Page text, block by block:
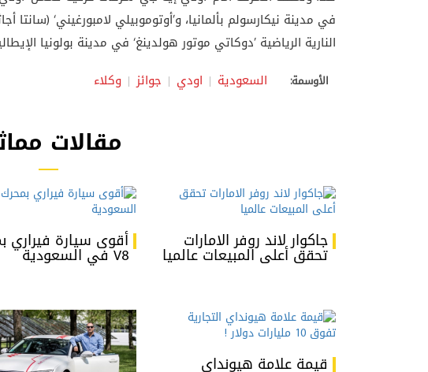
في مدينة نيكارسولم بألمانيا، و’أوتوموبيلي لامبورغيني‘ (سانتا
النارية الرياضية ’دوكاتي موتور هولدينغ‘ في مدينة بولونيا
الأوسمة: السعودية اودي جوائز وكلاء
مقالات
جاكوار لاند روفر الامارات
تحقق أعلى المبيعات عالميا
أقوى سيارة فيراري
V8 في السعودية
قيمة علامة هيونداي